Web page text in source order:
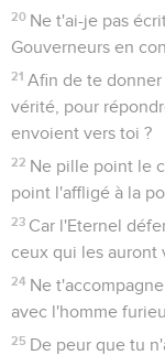
20 Ne t'ai-je pas
Gouverneurs en
21 Afin de te
vérité, pour
envoient vers toi ?
22 Ne pille point le
point l'affligé à la
23 Car l'Eternel
ceux qui les auront
24 Ne
avec l'homme
25 De peur que tu